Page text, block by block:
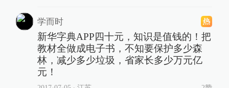
学而时
新华字典APP四十元，知识是值钱的！把
教材全做成电子书，不知要保护多少森
林，减少多少垃圾，省家长多少万元亿
元！